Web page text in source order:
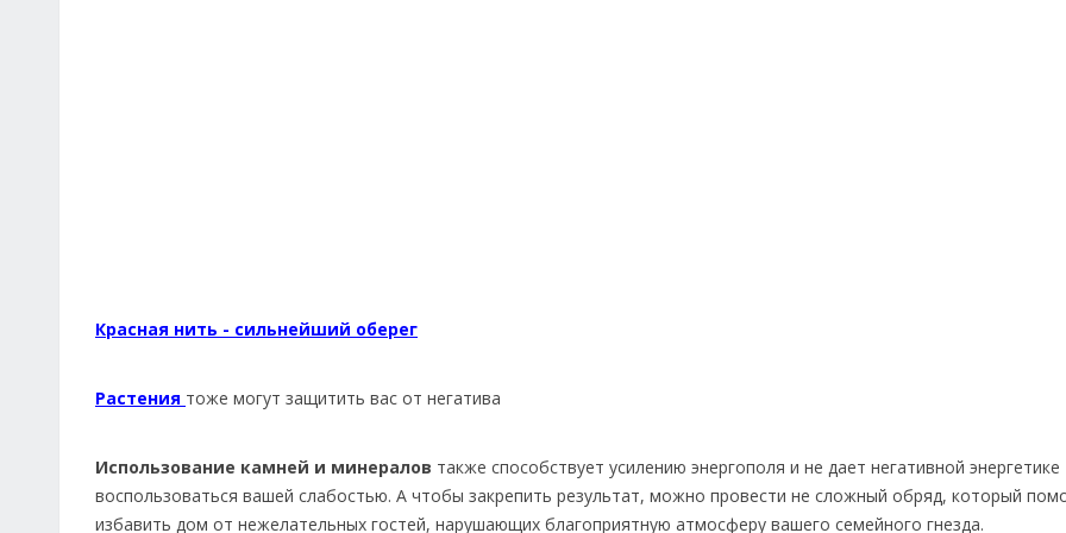
Красная нить - сильнейший оберег
Растения тоже могут защитить вас от негатива
Использование камней и минералов также способствует усилению энергополя и не дает негативной энергетике
воспользоваться вашей слабостью. А чтобы закрепить результат, можно провести не сложный обряд, который
избавить дом от нежелательных гостей, нарушающих благоприятную атмосферу вашего семейного гнезда.